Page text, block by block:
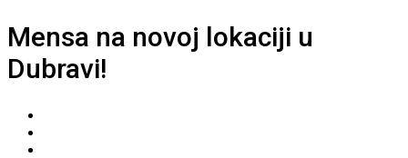
Mensa na novoj lokaciji u
Dubravi!